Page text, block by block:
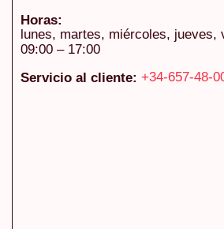
Horas:
lunes, martes, miércoles, jueves,
09:00 – 17:00
Servicio al cliente: +34-657-48-